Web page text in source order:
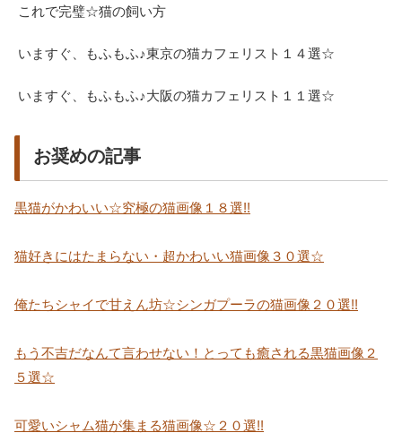
これで完璧☆猫の飼い方
いますぐ、もふもふ♪東京の猫カフェリスト１４選☆
いますぐ、もふもふ♪大阪の猫カフェリスト１１選☆
お奨めの記事
黒猫がかわいい☆究極の猫画像１８選!!
猫好きにはたまらない・超かわいい猫画像３０選☆
俺たちシャイで甘えん坊☆シンガプーラの猫画像２０選!!
もう不吉だなんて言わせない！とっても癒される黒猫画像２
５選☆
可愛いシャム猫が集まる猫画像☆２０選!!